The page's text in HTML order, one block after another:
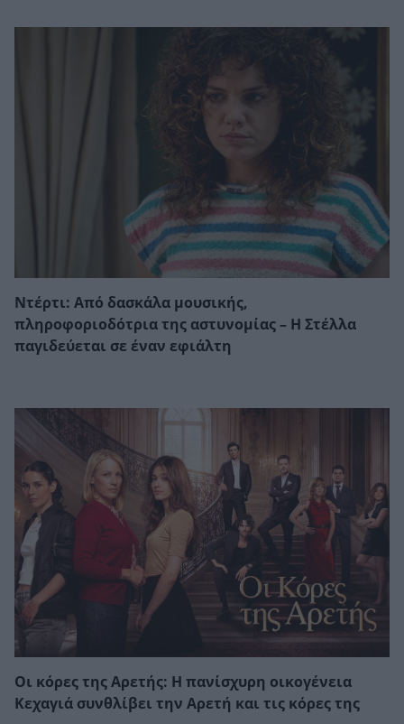
Ντέρτι: Από δασκάλα μουσικής,
πληροφοριοδότρια της αστυνομίας – Η Στέλλα
παγιδεύεται σε έναν εφιάλτη
Οι κόρες της Αρετής: Η πανίσχυρη οικογένεια
Κεχαγιά συνθλίβει την Αρετή και τις κόρες της